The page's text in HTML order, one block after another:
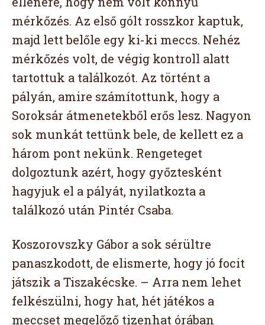
mérkőzés. Az első gólt rosszkor kaptuk,
majd lett belőle egy ki-ki meccs. Nehéz
mérkőzés volt, de végig kontroll alatt
tartottuk a találkozót. Az történt a
pályán, amire számítottunk, hogy a
Soroksár átmenetekből erős lesz. Nagyon
sok munkát tettünk bele, de kellett ez a
három pont nekünk. Rengeteget
dolgoztunk azért, hogy győztesként
hagyjuk el a pályát, nyilatkozta a
találkozó után Pintér Csaba.
Koszorovszky Gábor a sok sérültre
panaszkodott, de elismerte, hogy jó focit
játszik a Tiszakécske. – Arra nem lehet
felkészülni, hogy hat, hét játékos a
meccset megelőző tizenhat órában